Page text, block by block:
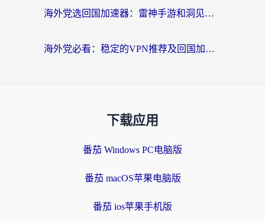
海外党选回国加速器：雷神手游和洞见哪个好？附iPhone免费VPN推荐及ChickCNUfunR实测
海外党必看：稳定的VPN推荐及回国加速器选择全攻略——告别地域限制，轻松刷国内资源
下载应用
番茄 Windows PC电脑版
番茄 macOS苹果电脑版
番茄 ios苹果手机版